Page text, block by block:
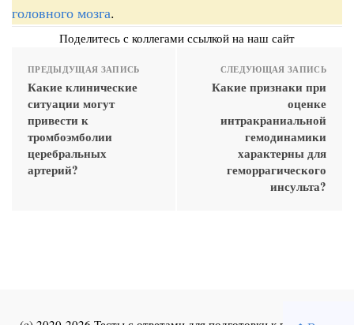
головного мозга.
Поделитесь с коллегами ссылкой на наш сайт
ПРЕДЫДУЩАЯ ЗАПИСЬ
Какие клинические
ситуации могут
привести к
тромбоэмболии
церебральных
артерий?
СЛЕДУЮЩАЯ ЗАПИСЬ
Какие признаки при
оценке
интракраниальной
гемодинамики
характерны для
геморрагического
инсульта?